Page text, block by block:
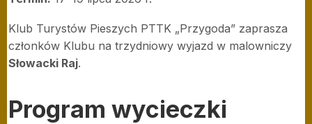
Klub Turystów Pieszych PTTK „Przygoda” zaprasza
członków Klubu na trzydniowy wyjazd w malowniczy
Słowacki Raj.
Program wycieczki